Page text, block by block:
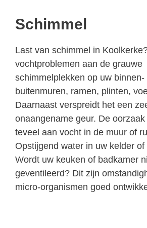
Schimmel
Last van schimmel in
vochtproblemen aan de grauwe
schimmelplekken op uw binnen-
buitenmuren, ramen, plinten,
Daarnaast verspreidt het een
onaangename geur. De
teveel aan vocht in de muur of
Opstijgend water in uw kelder
Wordt uw keuken of badkamer
geventileerd? Dit zijn
micro-organismen goed